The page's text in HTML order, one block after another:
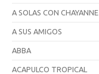
A SOLAS CON CHAYANNE
A SUS AMIGOS
ABBA
ACAPULCO TROPICAL